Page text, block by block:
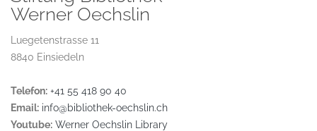
Werner Oechslin
Luegetenstrasse 11
8840 Einsiedeln
Telefon: +41 55 418 90 40
Email: info@bibliothek-oechslin.ch
Youtube: Werner Oechslin Library